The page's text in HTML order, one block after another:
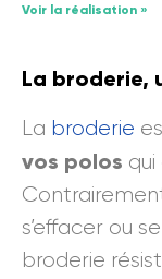
Voir la réalisation »
La broderie,
La broderie
vos polos
s’effacer ou
broderie